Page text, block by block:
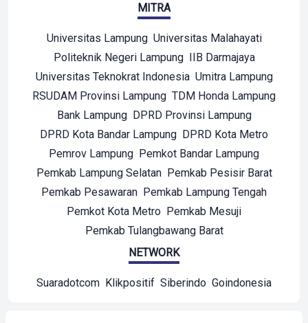
MITRA
Universitas Lampung Universitas Malahayati
Politeknik Negeri Lampung IIB Darmajaya
Universitas Teknokrat Indonesia Umitra Lampung
RSUDAM Provinsi Lampung TDM Honda Lampung
Bank Lampung DPRD Provinsi Lampung
DPRD Kota Bandar Lampung DPRD Kota Metro
Pemrov Lampung Pemkot Bandar Lampung
Pemkab Lampung Selatan Pemkab Pesisir Barat
Pemkab Pesawaran Pemkab Lampung Tengah
Pemkot Kota Metro Pemkab Mesuji
Pemkab Tulangbawang Barat
NETWORK
Suaradotcom Klikpositif Siberindo Goindonesia